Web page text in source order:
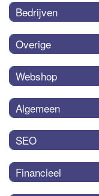
Bedrijven
Overige
Webshop
Algemeen
SEO
Financieel